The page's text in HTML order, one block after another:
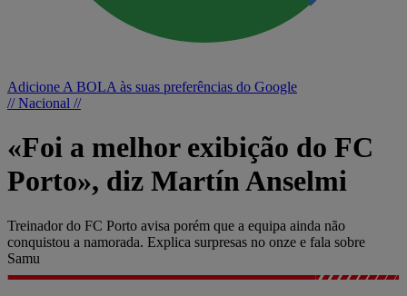
Adicione A BOLA às suas preferências do Google
// Nacional //
«Foi a melhor exibição do FC
Porto», diz Martín Anselmi
Treinador do FC Porto avisa porém que a equipa ainda não
conquistou a namorada. Explica surpresas no onze e fala sobre
Samu